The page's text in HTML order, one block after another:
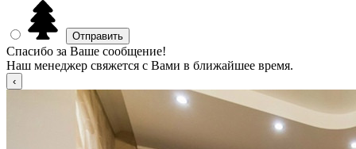
Спасибо за Ваше сообщение!
Наш менеджер свяжется с Вами в ближайшее время.